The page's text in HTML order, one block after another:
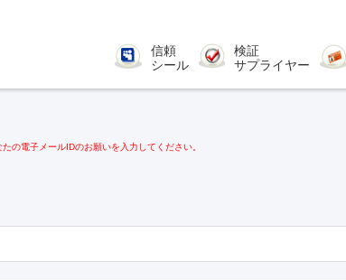
信頼
シール
検証
サプライヤー
たの電子メールIDのお願いを入力してください。